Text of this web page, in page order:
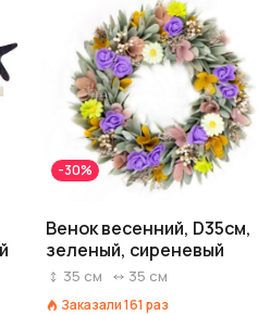
-30%
Венок весенний, D35см,
зеленый, сиреневый
35 см 35 см
Заказали161 раз